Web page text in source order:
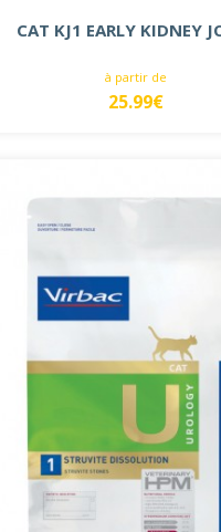
CAT KJ1 EARLY KIDNEY
à partir de
25.99€